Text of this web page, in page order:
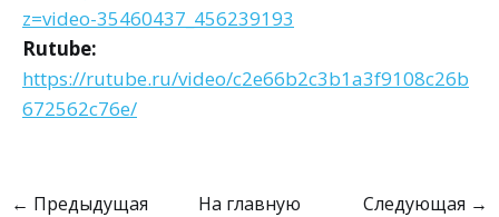
z=video-35460437_456239193
Rutube:
https://rutube.ru/video/c2e66b2c3b1a3f9108c26b
672562c76e/
← Предыдущая На главную Следующая →